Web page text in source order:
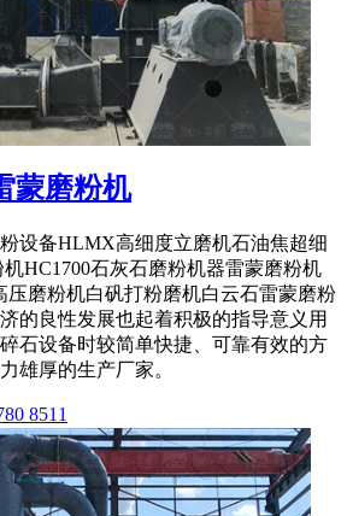
蒙磨粉机
设备HLMX高细度立磨机石油焦超细
HC1700石灰石磨粉机器雷蒙磨粉机
压磨粉机白矾打粉磨机白云石雷蒙磨粉
的良性发展也起着积极的指导意义用
石设备时较简单快捷、可靠有效的方
雄厚的生产厂家。
8511